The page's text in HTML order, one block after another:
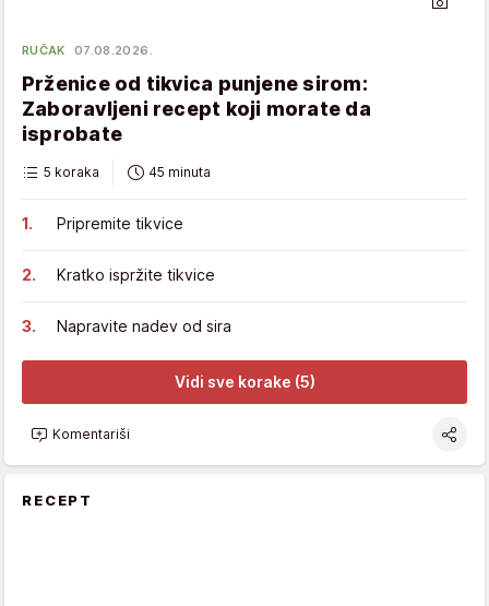
RUČAK 07.08.2026.
Prženice od tikvica punjene sirom:
Zaboravljeni recept koji morate da
isprobate
5 koraka 45 minuta
Pripremite tikvice
Kratko ispržite tikvice
Napravite nadev od sira
Vidi sve korake (5)
Komentariši
RECEPT